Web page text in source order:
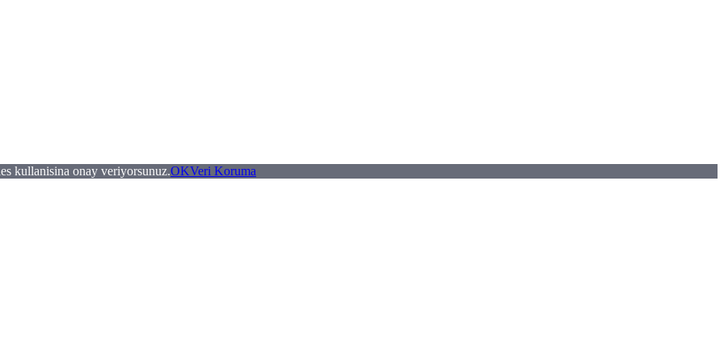
kullanisina onay veriyorsunuz.OKVeri Koruma